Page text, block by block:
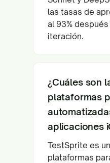
las tasas de
al 93%
iteración.
¿Cuáles son
plataformas
aplicaciones
TestSprite es
plataformas